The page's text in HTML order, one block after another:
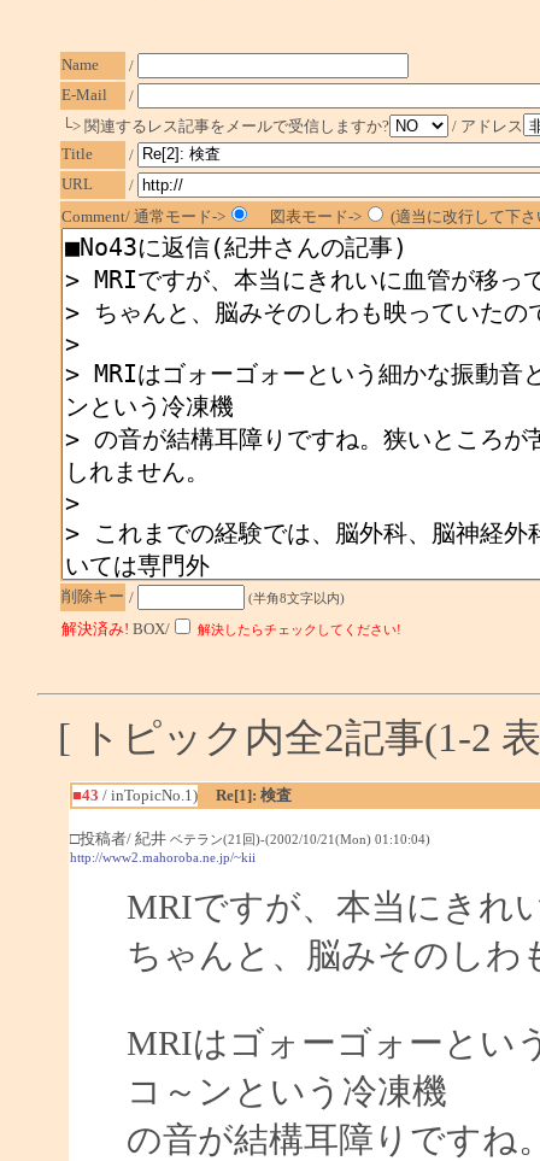
Name
/
E-Mail
/
└> 関連するレス記事をメールで受信しますか?
/ アドレス
Title
/
URL
/
Comment/ 通常モード->
図表モード-> (適当に改行して下
削除キー / (半角8文字以内)
解決済み! BOX/ 解決したらチェックしてください!
[ トピック内全2記事(1-2
■43 / inTopicNo.1) Re[1]: 検査
□投稿者/ 紀井 ベテラン(21回)-(2002/10/21(Mon) 01:10:04)
http://www2.mahoroba.ne.jp/~kii
MRIですが、本当にきれ
ちゃんと、脳みそのしわ
MRIはゴォーゴォーとい
コ～ンという冷凍機
の音が結構耳障りですね